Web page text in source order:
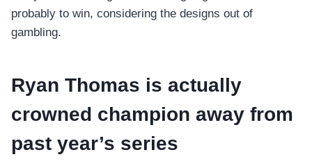
probably to win, considering the designs out of
gambling.
Ryan Thomas is actually
crowned champion away from
past year’s series